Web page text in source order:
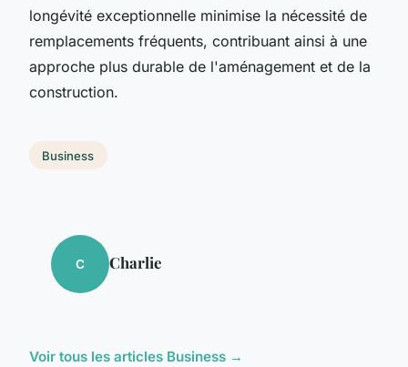
longévité exceptionnelle minimise la nécessité de
remplacements fréquents, contribuant ainsi à une
approche plus durable de l'aménagement et de la
construction.
Business
C Charlie
Voir tous les articles Business →